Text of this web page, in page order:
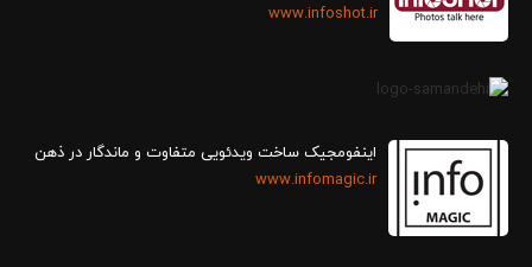
www.infoshot.ir
اینفومجیک ساخت ویدئویی متفاوت و ماندگار در ذهن
www.infomagic.ir